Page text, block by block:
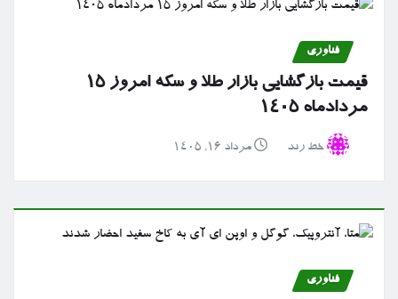
فناوری
قیمت بازگشایی بازار طلا و سکه امروز ۱۵
مردادماه ۱۴۰۵
خط رند مرداد ۱۶, ۱۴۰۵
فناوری